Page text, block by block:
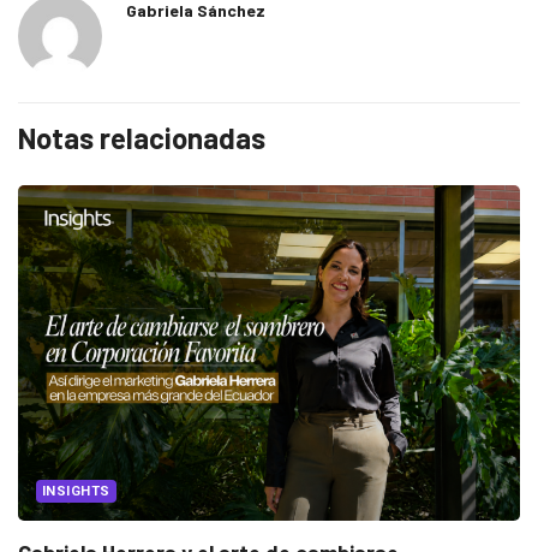
Gabriela Sánchez
Notas relacionadas
INSIGHTS